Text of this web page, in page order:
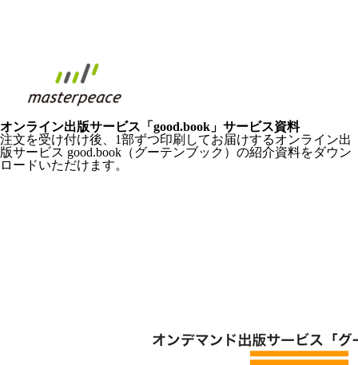
オンライン出版サービス「good.book」サービス資料
注文を受け付け後、1部ずつ印刷してお届けするオンライン出
版サービス good.book（グーテンブック）の紹介資料をダウン
ロードいただけます。